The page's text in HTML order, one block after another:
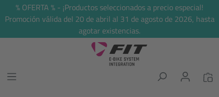
principal
% OFERTA % - ¡Productos seleccionados a precio especial!
Promoción válida del 20 de abril al 31 de agosto de 2026, hasta
agotar existencias.